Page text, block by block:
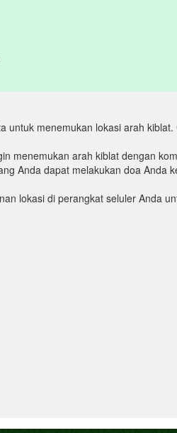
untuk menemukan lokasi arah
menemukan arah kiblat dengan
Anda dapat melakukan doa Anda
lokasi di perangkat seluler Anda